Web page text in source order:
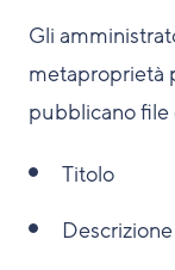
Gli
metaproprietà
pubblicano file
Titolo
Descrizione